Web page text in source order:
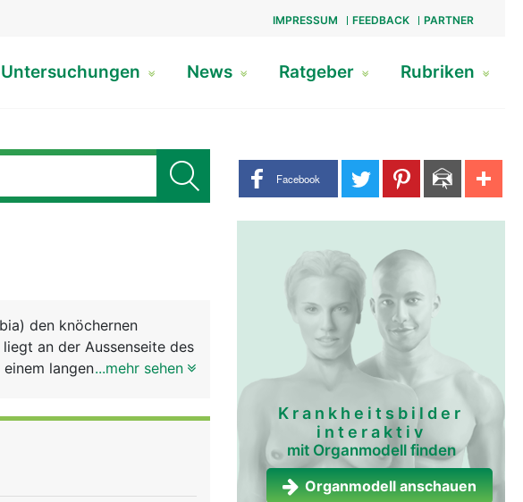
IMPRESSUM FEEDBACK PARTNER
Untersuchungen News Ratgeber Rubriken
Share buttons
Facebook
den knöchernen
an der Aussenseite des
langen Schaft und
...mehr sehen
Krankheitsbilder
interaktiv
mit Organmodell finden
Organmodell anschauen